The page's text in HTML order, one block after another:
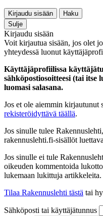
Kirjaudu sisään
Haku
Sulje
Kirjaudu sisään
Voit kirjautua sisään, jos olet
yhteydessä luonut
Käyttäjäprofiilissa
sähköpostiosoitteesi (tai itse
luomasi salasana.
Jos et ole aiemmin kirjautunut
rekisteröidyttävä täällä.
Jos sinulle tulee
rakennuslehti.fi-sisällöt
Jos sinulle ei tule
oikeuden kommentoida
lukemaan lukittuja artikkeleita.
Tilaa Rakennuslehti tästä tai
Sähköposti tai käyttäjätunnus